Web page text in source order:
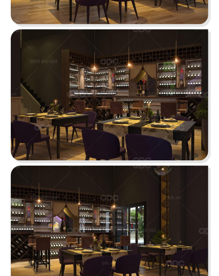
ÁN
TIN
TỨC
LIÊN
THE STREET "NHẬU CÓ CHẤT"
The Street được dựa trên văn hóa vỉa hè độc
đáo, xen lẫn hơi thở của đường phố, mang đến
vẻ đẹp Việt Nam đặc trưng cho thực khách
Chi tiết
KATINAT WATERBUS